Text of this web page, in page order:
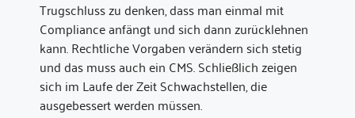
Trugschluss zu denken, dass man einmal mit
Compliance anfängt und sich dann zurücklehnen
kann. Rechtliche Vorgaben verändern sich stetig
und das muss auch ein CMS. Schließlich zeigen
sich im Laufe der Zeit Schwachstellen, die
ausgebessert werden müssen.